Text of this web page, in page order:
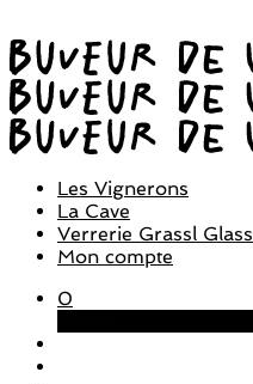
Les Vignerons
La Cave
Verrerie Grassl Glass
Mon compte
0